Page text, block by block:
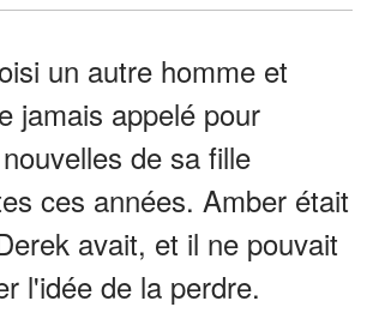
un autre homme et
jamais appelé pour
de sa fille
ces années. Amber était
avait, et il ne pouvait
l'idée de la perdre.